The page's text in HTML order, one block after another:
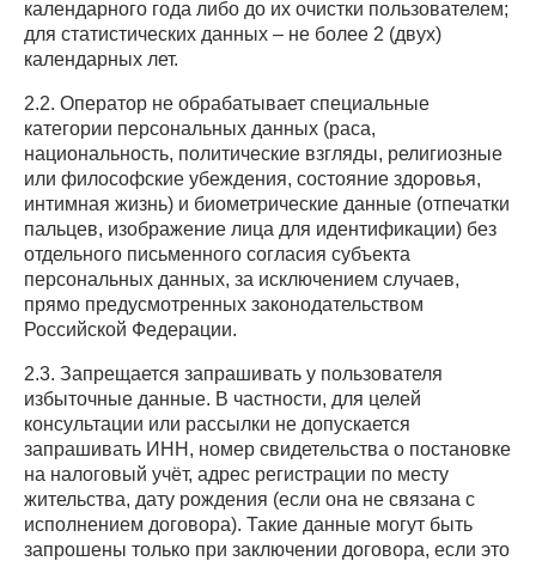
календарного года либо до их очистки пользователем;
для статистических данных – не более 2 (двух)
календарных лет.
2.2. Оператор не обрабатывает специальные
категории персональных данных (раса,
национальность, политические взгляды, религиозные
или философские убеждения, состояние здоровья,
интимная жизнь) и биометрические данные (отпечатки
пальцев, изображение лица для идентификации) без
отдельного письменного согласия субъекта
персональных данных, за исключением случаев,
прямо предусмотренных законодательством
Российской Федерации.
2.3. Запрещается запрашивать у пользователя
избыточные данные. В частности, для целей
консультации или рассылки не допускается
запрашивать ИНН, номер свидетельства о постановке
на налоговый учёт, адрес регистрации по месту
жительства, дату рождения (если она не связана с
исполнением договора). Такие данные могут быть
запрошены только при заключении договора, если это